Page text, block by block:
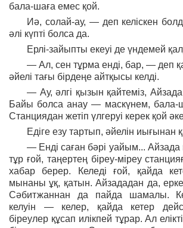
бала-шаға емес қой.
Иә, солай-ау, — деп келіскен
әлі күпті болса да.
Ерлі-зайыпты екеуі де үндемей
— Ал, сен тұрма енді, бар, — деп
әйелі тағы бірдеңе айтқысы келді.
— Ау, әлгі қызын қайтеміз,
Байы болса анау — маскүнем, бала-
Станциядан жетіп үлгеруі керек қой
Едіге езу тартып, әйелін иығынан
— Енді саған бәрі уайым...
тұр ғой, таңертең біреу-міреу
хабар берер. Келеді ғой, қайда
мынаны ұқ, қатын. Айзададан да,
Сәбитжаннан да пайда шамалы.
келуін — келер, қайда кетер
біреулер құсап илікпей тұрар. Ал